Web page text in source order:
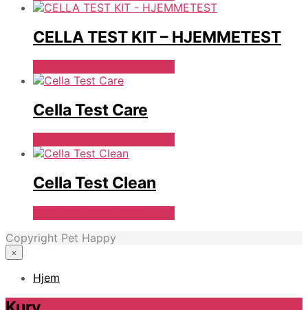
CELLA TEST KIT – HJEMMETEST
Cella Test Care
Cella Test Clean
Copyright Pet Happy
×
Hjem